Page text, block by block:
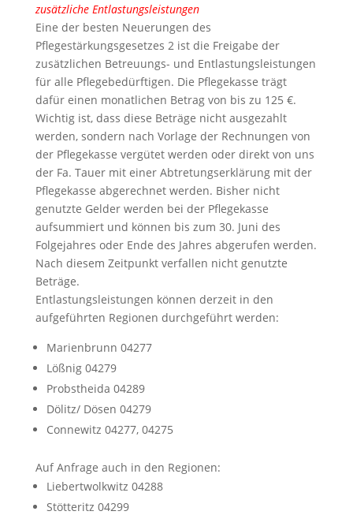
zusätzliche Entlastungsleistungen
Eine der besten Neuerungen des
Pflegestärkungsgesetzes 2 ist die Freigabe der
zusätzlichen Betreuungs- und Entlastungsleistungen
für alle Pflegebedürftigen. Die Pflegekasse trägt
dafür einen monatlichen Betrag von bis zu 125 €.
Wichtig ist, dass diese Beträge nicht ausgezahlt
werden, sondern nach Vorlage der Rechnungen von
der Pflegekasse vergütet werden oder direkt von uns
der Fa. Tauer mit einer Abtretungserklärung mit der
Pflegekasse abgerechnet werden. Bisher nicht
genutzte Gelder werden bei der Pflegekasse
aufsummiert und können bis zum 30. Juni des
Folgejahres oder Ende des Jahres abgerufen werden.
Nach diesem Zeitpunkt verfallen nicht genutzte
Beträge.
Entlastungsleistungen können derzeit in den
aufgeführten Regionen durchgeführt werden:
Marienbrunn 04277
Lößnig 04279
Probstheida 04289
Dölitz/ Dösen 04279
Connewitz 04277, 04275
Auf Anfrage auch in den Regionen:
Liebertwolkwitz 04288
Stötteritz 04299